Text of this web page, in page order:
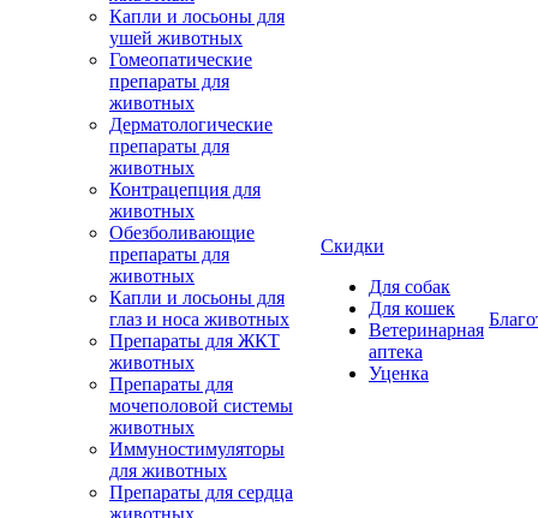
Капли и лосьоны для
ушей животных
Гомеопатические
препараты для
животных
Дерматологические
препараты для
животных
Контрацепция для
животных
Обезболивающие
препараты для
животных
Капли и лосьоны для
глаз и носа животных
Препараты для ЖКТ
животных
Препараты для
мочеполовой системы
животных
Иммуностимуляторы
для животных
Препараты для сердца
животных
Скидки
Для собак
Для кошек
Ветеринарная
аптека
Уценка